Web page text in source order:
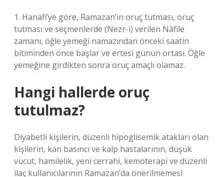
1. Hanafi’ye göre, Ramazan’ın oruç tutması, oruç
tutması ve seçmenlerde (Nezr-i) verilen Nâfile
zamanı, öğle yemeği namazından önceki saatin
bitiminden önce başlar ve ertesi günün ortası. Öğle
yemeğine girdikten sonra oruç amaçlı olamaz.
Hangi hallerde oruç
tutulmaz?
Diyabetli kişilerin, düzenli hipoglisemik atakları olan
kişilerin, kan basıncı ve kalp hastalarının, düşük
vücut, hamilelik, yeni cerrahi, kemoterapi ve düzenli
ilaç kullanıcılarının Ramazan’da önerilmemesi